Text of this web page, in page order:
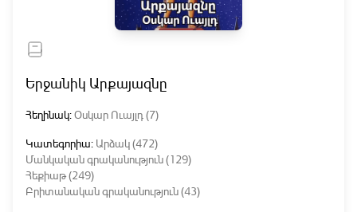
Երջանիկ Արքայազնը
Հեղինակ:Օսկար Ուայլդ (7)
Կատեգորիա: Արձակ (472)
Մանկական գրականություն (129)
Հեքիաթ (249)
Բրիտանական գրականություն (43)